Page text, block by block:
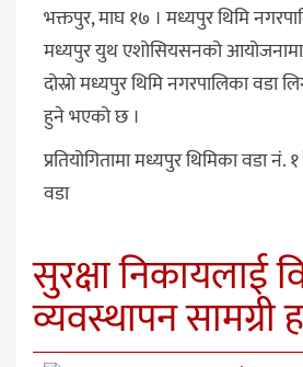
भक्तपुर, माघ १७ । मध्यपुर थिमि
मध्यपुर युथ एशोसियसनको
दोस्रो मध्यपुर थिमि नगरपालिका वडा
हुने भएको छ ।
प्रतियोगितामा मध्यपुर थिमिका वडा
वडा
सुरक्षा निकायलाई
व्यवस्थापन सामग्री